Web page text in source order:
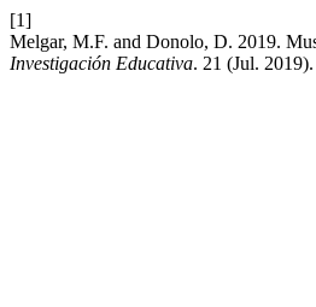
[1]
Melgar, M.F. and Donolo, D. 2019.
Investigación Educativa. 21 (Jul. 2019).